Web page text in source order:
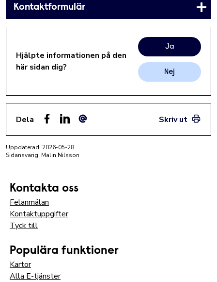
Kontaktformulär
Hjälpte informationen på den
här sidan dig?
Ja
Nej
Dela
Skriv ut
Uppdaterad: 2026-05-28
Sidansvarig: Malin Nilsson
Kontakta oss
Felanmälan
Kontaktuppgifter
Tyck till
Populära funktioner
Kartor
Alla E-tjänster